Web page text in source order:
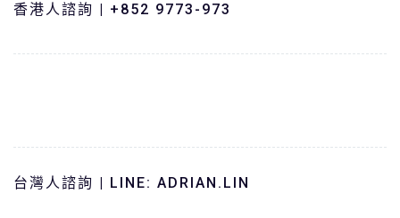
香港人諮詢 | +852 9773-973
台灣人諮詢 | LINE: ADRIAN.LIN